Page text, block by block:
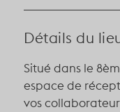
Détails du
Situé dans le
espace de
vos